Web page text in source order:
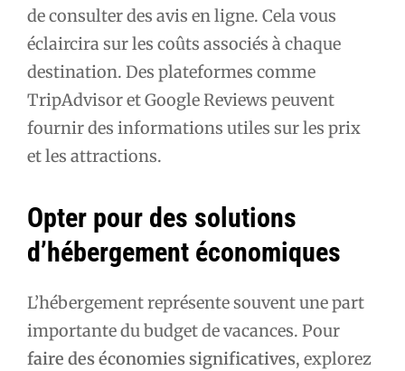
de consulter des avis en ligne. Cela vous
éclaircira sur les coûts associés à chaque
destination. Des plateformes comme
TripAdvisor et Google Reviews peuvent
fournir des informations utiles sur les prix
et les attractions.
Opter pour des solutions
d’hébergement économiques
L’hébergement représente souvent une part
importante du budget de vacances. Pour
faire des économies significatives, explorez